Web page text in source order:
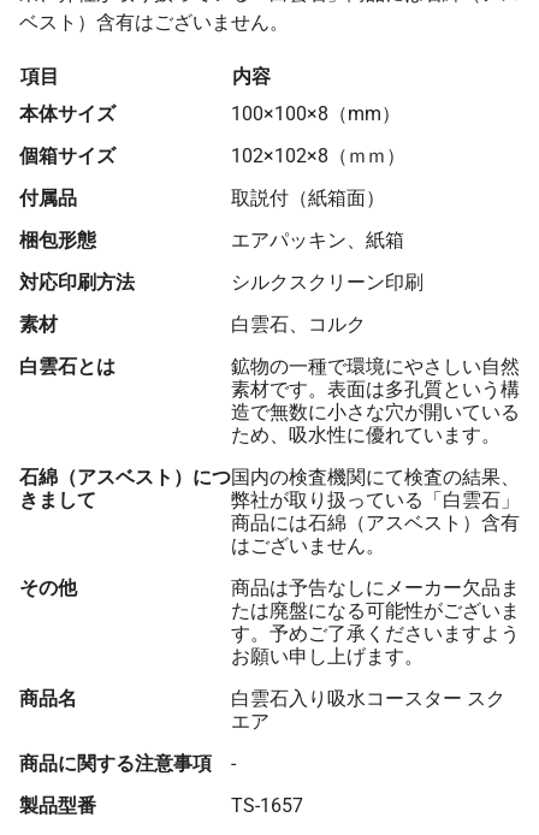
ベスト）含有はございません。
項目
内容
本体サイズ
100×100×8（mm）
個箱サイズ
102×102×8（ｍｍ）
付属品
取説付（紙箱面）
梱包形態
エアパッキン、紙箱
対応印刷方法
シルクスクリーン印刷
素材
白雲石、コルク
白雲石とは
鉱物の一種で環境にやさしい自然
素材です。表面は多孔質という構
造で無数に小さな穴が開いている
ため、吸水性に優れています。
石綿（アスベスト）につ
きまして
国内の検査機関にて検査の結果、
弊社が取り扱っている「白雲石」
商品には石綿（アスベスト）含有
はございません。
その他
商品は予告なしにメーカー欠品ま
たは廃盤になる可能性がございま
す。予めご了承くださいますよう
お願い申し上げます。
商品名
白雲石入り吸水コースター スク
エア
商品に関する注意事項
-
製品型番
TS-1657